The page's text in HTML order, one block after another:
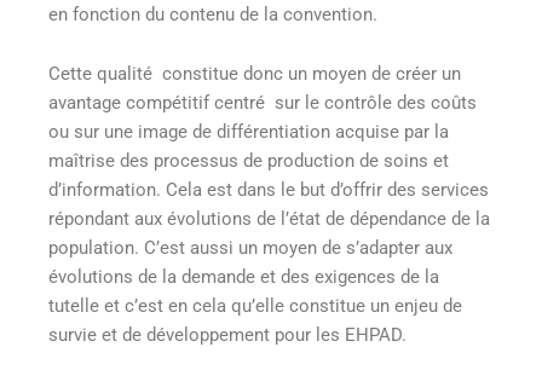
en fonction du contenu de la convention.
Cette qualité constitue donc un moyen de créer un
avantage compétitif centré sur le contrôle des coûts
ou sur une image de différentiation acquise par la
maîtrise des processus de production de soins et
d’information. Cela est dans le but d’offrir des services
répondant aux évolutions de l’état de dépendance de la
population. C’est aussi un moyen de s’adapter aux
évolutions de la demande et des exigences de la
tutelle et c’est en cela qu’elle constitue un enjeu de
survie et de développement pour les EHPAD.